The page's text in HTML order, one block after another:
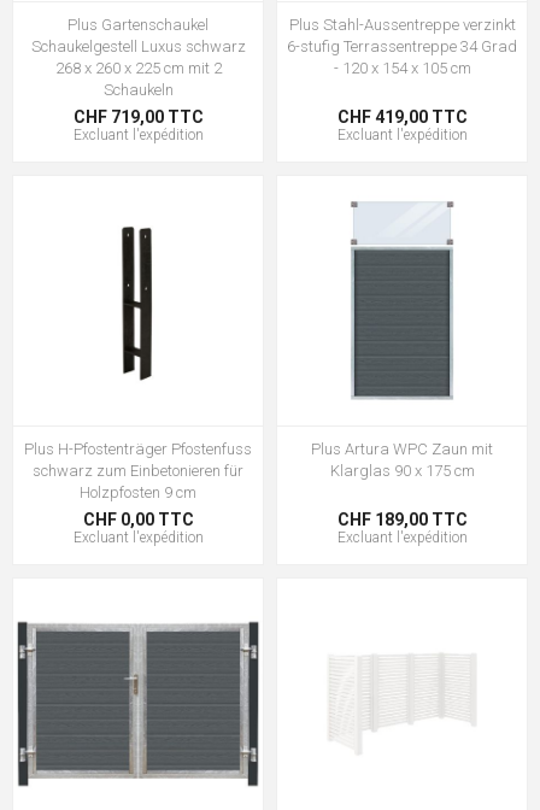
Plus Gartenschaukel
Schaukelgestell Luxus schwarz
268 x 260 x 225 cm mit 2
Schaukeln
CHF 719,00 TTC
Excluant l'expédition
Plus Stahl-Aussentreppe verzinkt
6-stufig Terrassentreppe 34 Grad
- 120 x 154 x 105 cm
CHF 419,00 TTC
Excluant l'expédition
Plus H-Pfostenträger Pfostenfuss
schwarz zum Einbetonieren für
Holzpfosten 9 cm
CHF 0,00 TTC
Excluant l'expédition
Plus Artura WPC Zaun mit
Klarglas 90 x 175 cm
CHF 189,00 TTC
Excluant l'expédition